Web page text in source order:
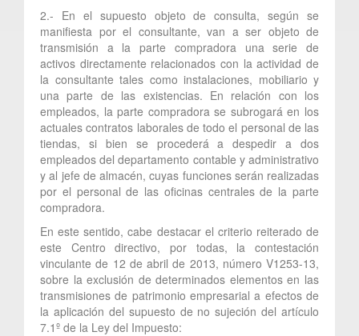
2.- En el supuesto objeto de consulta, según se
manifiesta por el consultante, van a ser objeto de
transmisión a la parte compradora una serie de
activos directamente relacionados con la actividad de
la consultante tales como instalaciones, mobiliario y
una parte de las existencias. En relación con los
empleados, la parte compradora se subrogará en los
actuales contratos laborales de todo el personal de las
tiendas, si bien se procederá a despedir a dos
empleados del departamento contable y administrativo
y al jefe de almacén, cuyas funciones serán realizadas
por el personal de las oficinas centrales de la parte
compradora.
En este sentido, cabe destacar el criterio reiterado de
este Centro directivo, por todas, la contestación
vinculante de 12 de abril de 2013, número V1253-13,
sobre la exclusión de determinados elementos en las
transmisiones de patrimonio empresarial a efectos de
la aplicación del supuesto de no sujeción del artículo
7.1º de la Ley del Impuesto: